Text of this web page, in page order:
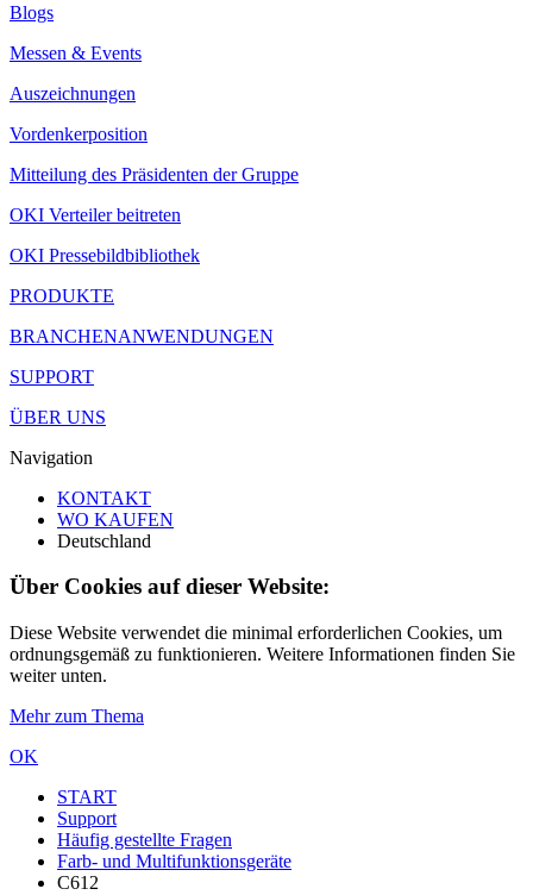
Blogs
Messen & Events
Auszeichnungen
Vordenkerposition
Mitteilung des Präsidenten der Gruppe
OKI Verteiler beitreten
OKI Pressebildbibliothek
PRODUKTE
BRANCHENANWENDUNGEN
SUPPORT
ÜBER UNS
Navigation
KONTAKT
WO KAUFEN
Deutschland
Über Cookies auf dieser Website:
Diese Website verwendet die minimal erforderlichen Cookies, um
ordnungsgemäß zu funktionieren. Weitere Informationen finden Sie
weiter unten.
Mehr zum Thema
OK
START
Support
Häufig gestellte Fragen
Farb- und Multifunktionsgeräte
C612